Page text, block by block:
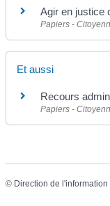
Agir en justice
Papiers -
Et aussi
Recours
Papiers -
© Direction de